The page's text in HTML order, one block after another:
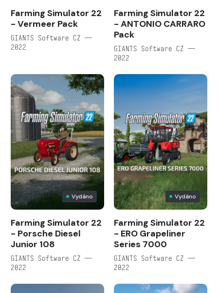
Farming Simulator 22
- Vermeer Pack
GIANTS Software CZ —
2022
Farming Simulator 22
- ANTONIO CARRARO
Pack
GIANTS Software CZ —
2022
Vydáno
Farming Simulator 22
- Porsche Diesel
Junior 108
GIANTS Software CZ —
2022
Vydáno
Farming Simulator 22
- ERO Grapeliner
Series 7000
GIANTS Software CZ —
2022